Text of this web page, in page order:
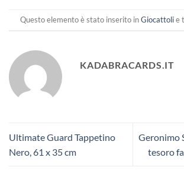
Questo elemento è stato inserito inGiocattolie
KADABRACARDS.IT
Ultimate Guard Tappetino
Nero, 61 x 35 cm
Geronimo
tesoro